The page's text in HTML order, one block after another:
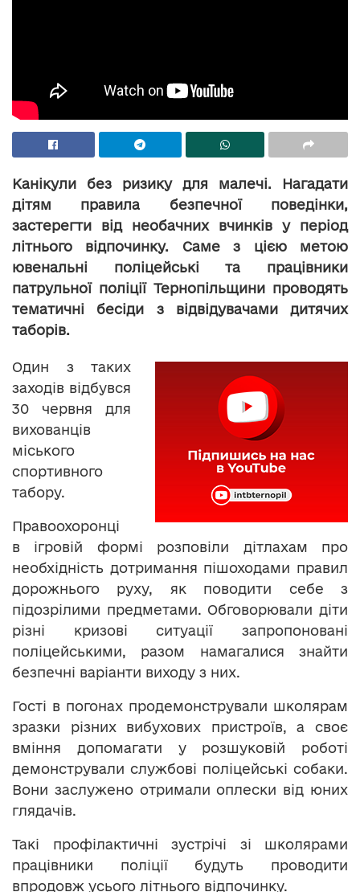
Канікули без ризику для малечі. Нагадати
дітям правила безпечної поведінки,
застерегти від необачних вчинків у період
літнього відпочинку. Саме з цією метою
ювенальні поліцейські та працівники
патрульної поліції Тернопільщини проводять
тематичні бесіди з відвідувачами дитячих
таборів.
Один з таких
заходів відбувся
30 червня для
вихованців
міського
спортивного
табору.
Правоохоронці
в ігровій формі розповіли дітлахам про
необхідність дотримання пішоходами правил
дорожнього руху, як поводити себе з
підозрілими предметами. Обговорювали діти
різні кризові ситуації запропоновані
поліцейськими, разом намагалися знайти
безпечні варіанти виходу з них.
Гості в погонах продемонстрували школярам
зразки різних вибухових пристроїв, а своє
вміння допомагати у розшуковій роботі
демонстрували службові поліцейські собаки.
Вони заслужено отримали оплески від юних
глядачів.
Такі профілактичні зустрічі зі школярами
працівники поліції будуть проводити
впродовж усього літнього відпочинку.